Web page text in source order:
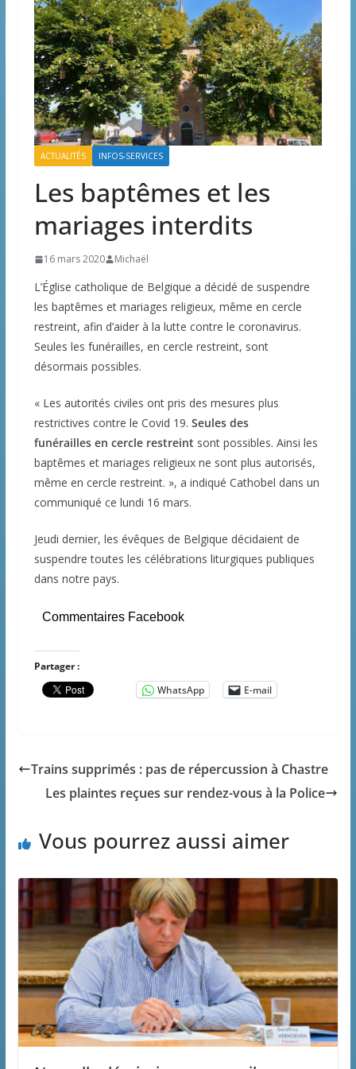
ACTUALITÉS INFOS-SERVICES
Les baptêmes et les
mariages interdits
16 mars 2020 Michaël
L’Église catholique de Belgique a décidé de suspendre
les baptêmes et mariages religieux, même en cercle
restreint, afin d’aider à la lutte contre le coronavirus.
Seules les funérailles, en cercle restreint, sont
désormais possibles.
« Les autorités civiles ont pris des mesures plus
restrictives contre le Covid 19. Seules des
funérailles en cercle restreint sont possibles. Ainsi les
baptêmes et mariages religieux ne sont plus autorisés,
même en cercle restreint. », a indiqué Cathobel dans un
communiqué ce lundi 16 mars.
Jeudi dernier, les évêques de Belgique décidaient de
suspendre toutes les célébrations liturgiques publiques
dans notre pays.
Commentaires Facebook
Partager :
WhatsApp
E-mail
Trains supprimés : pas de répercussion à Chastre
Les plaintes reçues sur rendez-vous à la Police
Vous pourrez aussi aimer